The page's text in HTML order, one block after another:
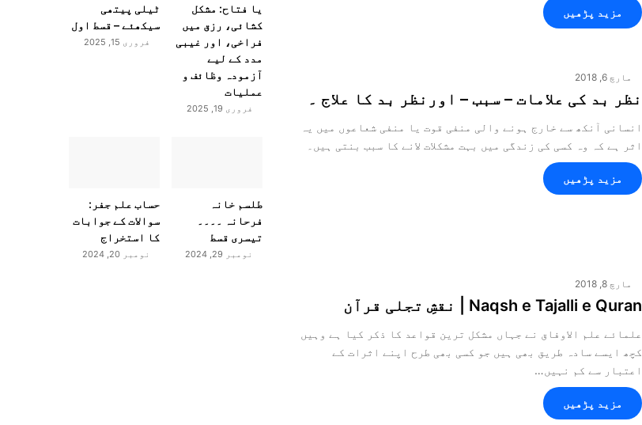
مزید پڑھیں
مارچ 6, 2018
نظر بد کی علامات – سبب – اورنظر بد کا علاج ۔
انسانی آنکھ سے خارج ہونے والی منفی قوت یا منفی شعاعوں میں یہ
اثر ہے کہ وہ کسی کی زندگی میں بہت مشکلات لانے کا سبب بنتی ہیں۔
مزید پڑھیں
مارچ 8, 2018
Naqsh e Tajalli e Quran | نقشِ تجلی قرآن
علمائے علم الاوفاق نے جہاں مشکل ترین قواعد کا ذکر کیا ہے وہیں
کچھ ایسے سادہ طریق بھی ہیں جو کسی بھی طرح اپنے اثرات کے
اعتبار سے کم نہیں…
مزید پڑھیں
یا فتاح: مشکل
کشائی، رزق میں
فراخی، اور غیبی
مدد کے لیے
آزمودہ وظائف و
عملیات
فروری 19, 2025
ٹیلی پیتھی
سیکھئے – قسط اول
فروری 15, 2025
طلسم خانہ
فرحانہ ۔۔۔۔
تیسری قسط
نومبر 29, 2024
حساب علم جفر:
سوالات کے جوابات
کا استخراج
نومبر 20, 2024